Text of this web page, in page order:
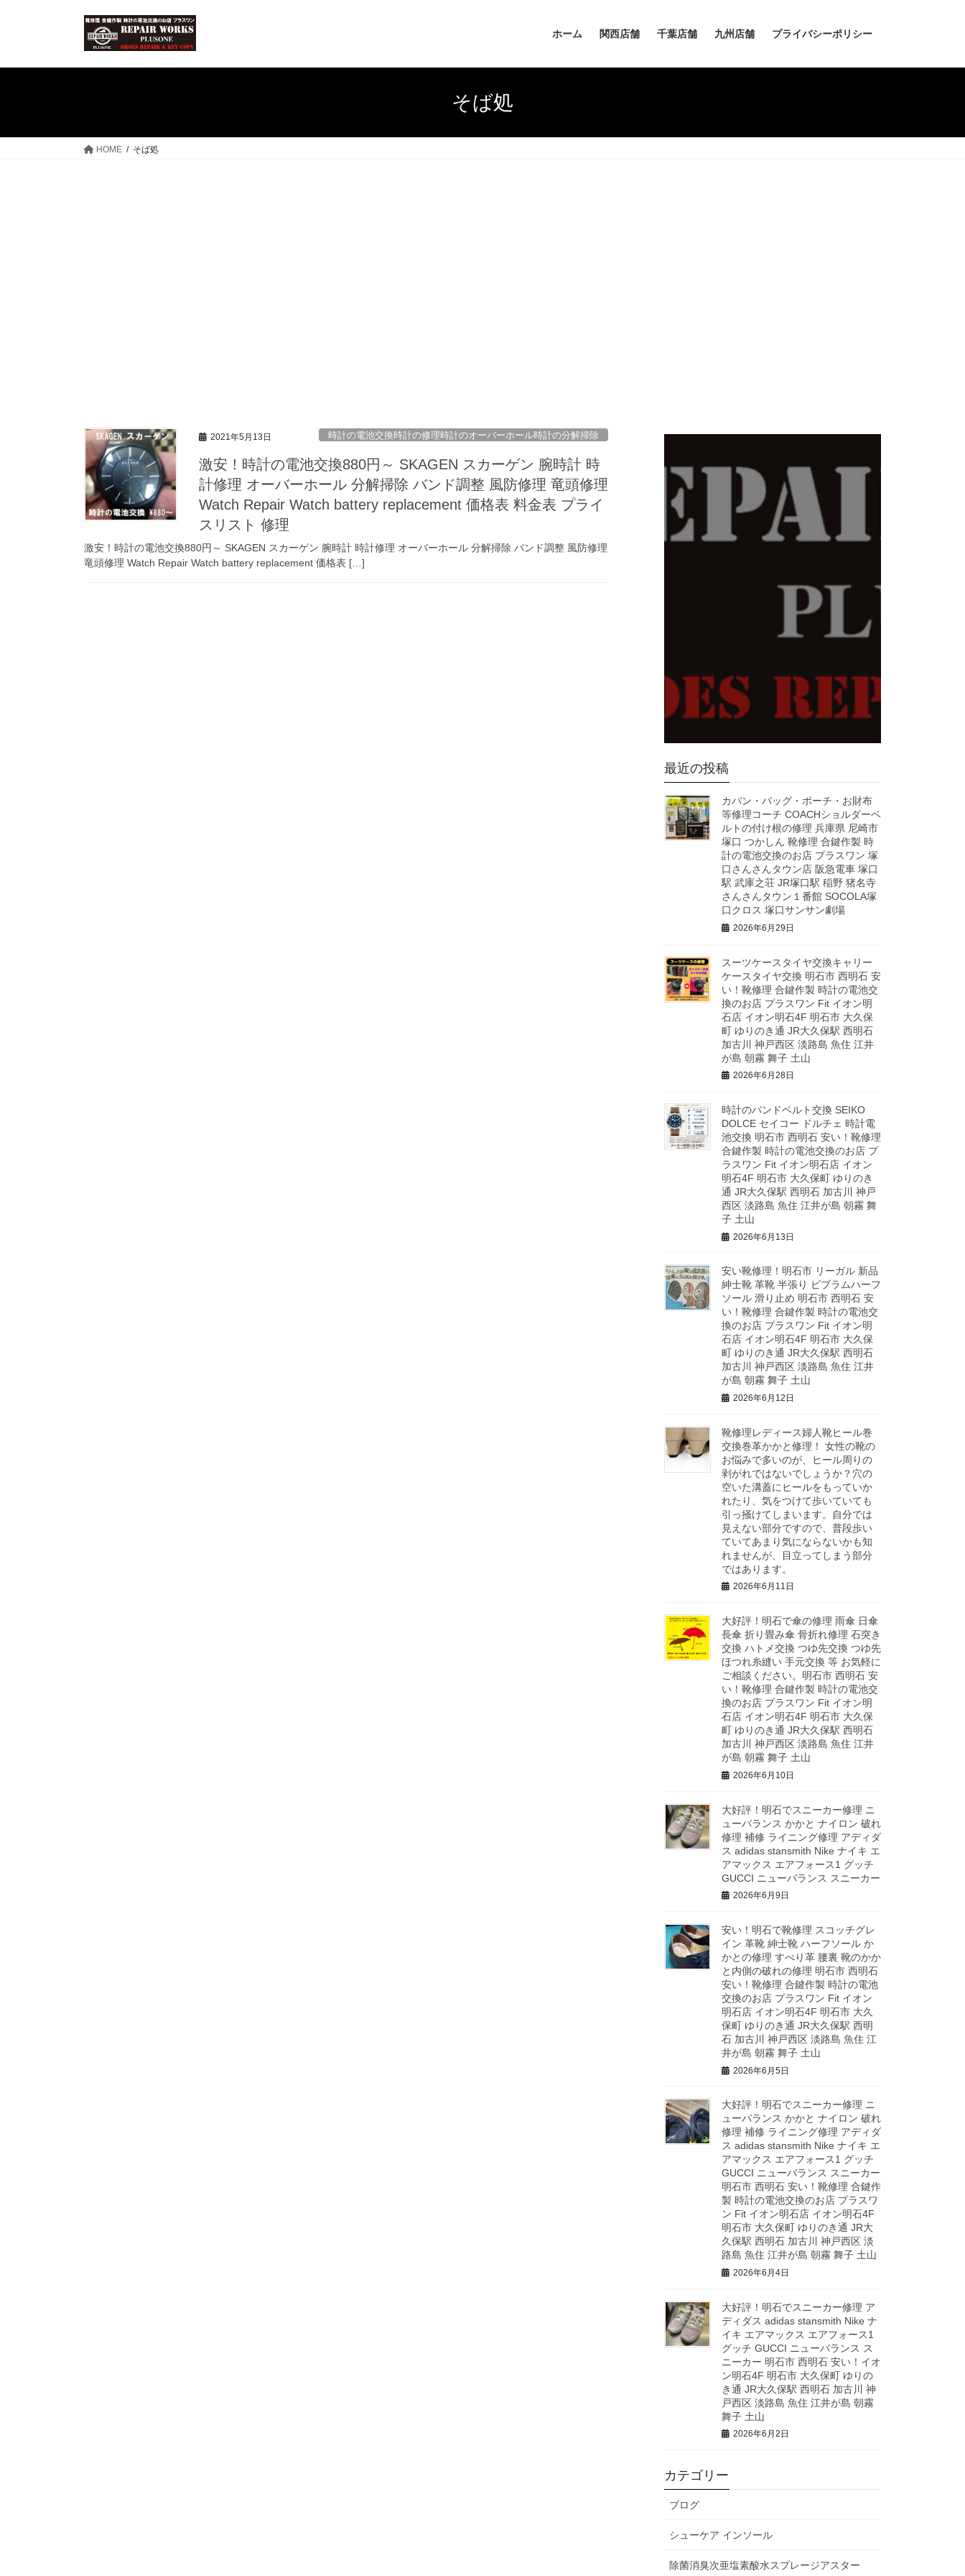
ホーム 関西店舗 千葉店舗 九州店舗 プライバシーポリシー
そば処
HOME そば処
2021年5月13日 時計の電池交換時計の修理時計のオーバーホール時計の分解掃除
激安！時計の電池交換880円～ SKAGEN スカーゲン 腕時計 時
計修理 オーバーホール 分解掃除 バンド調整 風防修理 竜頭修理
Watch Repair Watch battery replacement 価格表 料金表 プライ
スリスト 修理
激安！時計の電池交換880円～ SKAGEN スカーゲン 腕時計 時計修理 オーバーホール 分解掃除 バンド調整 風防修理
竜頭修理 Watch Repair Watch battery replacement 価格表 […]
最近の投稿
カバン・バッグ・ポーチ・お財布
等修理コーチ COACHショルダーベ
ルトの付け根の修理 兵庫県 尼崎市
塚口 つかしん 靴修理 合鍵作製 時
計の電池交換のお店 プラスワン 塚
口さんさんタウン店 阪急電車 塚口
駅 武庫之荘 JR塚口駅 稲野 猪名寺
さんさんタウン１番館 SOCOLA塚
口クロス 塚口サンサン劇場
2026年6月29日
スーツケースタイヤ交換キャリー
ケースタイヤ交換 明石市 西明石 安
い！靴修理 合鍵作製 時計の電池交
換のお店 プラスワン Fit イオン明
石店 イオン明石4F 明石市 大久保
町 ゆりのき通 JR大久保駅 西明石
加古川 神戸西区 淡路島 魚住 江井
が島 朝霧 舞子 土山
2026年6月28日
時計のバンドベルト交換 SEIKO
DOLCE セイコー ドルチェ 時計電
池交換 明石市 西明石 安い！靴修理
合鍵作製 時計の電池交換のお店 プ
ラスワン Fit イオン明石店 イオン
明石4F 明石市 大久保町 ゆりのき
通 JR大久保駅 西明石 加古川 神戸
西区 淡路島 魚住 江井が島 朝霧 舞
子 土山
2026年6月13日
安い靴修理！明石市 リーガル 新品
紳士靴 革靴 半張り ビブラムハーフ
ソール 滑り止め 明石市 西明石 安
い！靴修理 合鍵作製 時計の電池交
換のお店 プラスワン Fit イオン明
石店 イオン明石4F 明石市 大久保
町 ゆりのき通 JR大久保駅 西明石
加古川 神戸西区 淡路島 魚住 江井
が島 朝霧 舞子 土山
2026年6月12日
靴修理レディース婦人靴ヒール巻
交換巻革かかと修理！ 女性の靴の
お悩みで多いのが、ヒール周りの
剥がれではないでしょうか？穴の
空いた溝蓋にヒールをもっていか
れたり、気をつけて歩いていても
引っ掻けてしまいます。自分では
見えない部分ですので、普段歩い
ていてあまり気にならないかも知
れませんが、目立ってしまう部分
ではあります。
2026年6月11日
大好評！明石で傘の修理 雨傘 日傘
長傘 折り畳み傘 骨折れ修理 石突き
交換 ハトメ交換 つゆ先交換 つゆ先
ほつれ糸縫い 手元交換 等 お気軽に
ご相談ください。明石市 西明石 安
い！靴修理 合鍵作製 時計の電池交
換のお店 プラスワン Fit イオン明
石店 イオン明石4F 明石市 大久保
町 ゆりのき通 JR大久保駅 西明石
加古川 神戸西区 淡路島 魚住 江井
が島 朝霧 舞子 土山
2026年6月10日
大好評！明石でスニーカー修理 ニ
ューバランス かかと ナイロン 破れ
修理 補修 ライニング修理 アディダ
ス adidas stansmith Nike ナイキ エ
アマックス エアフォース1 グッチ
GUCCI ニューバランス スニーカー
2026年6月9日
安い！明石で靴修理 スコッチグレ
イン 革靴 紳士靴 ハーフソール か
かとの修理 すべり革 腰裏 靴のかか
と内側の破れの修理 明石市 西明石
安い！靴修理 合鍵作製 時計の電池
交換のお店 プラスワン Fit イオン
明石店 イオン明石4F 明石市 大久
保町 ゆりのき通 JR大久保駅 西明
石 加古川 神戸西区 淡路島 魚住 江
井が島 朝霧 舞子 土山
2026年6月5日
大好評！明石でスニーカー修理 ニ
ューバランス かかと ナイロン 破れ
修理 補修 ライニング修理 アディダ
ス adidas stansmith Nike ナイキ エ
アマックス エアフォース1 グッチ
GUCCI ニューバランス スニーカー
明石市 西明石 安い！靴修理 合鍵作
製 時計の電池交換のお店 プラスワ
ン Fit イオン明石店 イオン明石4F
明石市 大久保町 ゆりのき通 JR大
久保駅 西明石 加古川 神戸西区 淡
路島 魚住 江井が島 朝霧 舞子 土山
2026年6月4日
大好評！明石でスニーカー修理 ア
ディダス adidas stansmith Nike ナ
イキ エアマックス エアフォース1
グッチ GUCCI ニューバランス ス
ニーカー 明石市 西明石 安い！イオ
ン明石4F 明石市 大久保町 ゆりの
き通 JR大久保駅 西明石 加古川 神
戸西区 淡路島 魚住 江井が島 朝霧
舞子 土山
2026年6月2日
カテゴリー
ブログ
シューケア インソール
除菌消臭次亜塩素酸水スプレージアスター